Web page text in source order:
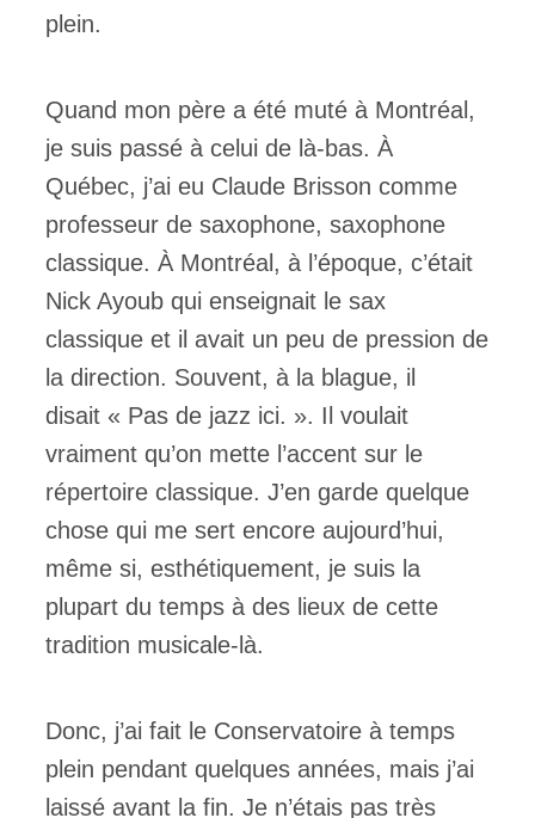
plein.
Quand mon père a été muté à Montréal,
je suis passé à celui de là-bas. À
Québec, j’ai eu Claude Brisson comme
professeur de saxophone, saxophone
classique. À Montréal, à l’époque, c’était
Nick Ayoub qui enseignait le sax
classique et il avait un peu de pression de
la direction. Souvent, à la blague, il
disait « Pas de jazz ici. ». Il voulait
vraiment qu’on mette l’accent sur le
répertoire classique. J’en garde quelque
chose qui me sert encore aujourd’hui,
même si, esthétiquement, je suis la
plupart du temps à des lieux de cette
tradition musicale-là.
Donc, j’ai fait le Conservatoire à temps
plein pendant quelques années, mais j’ai
laissé avant la fin. Je n’étais pas très